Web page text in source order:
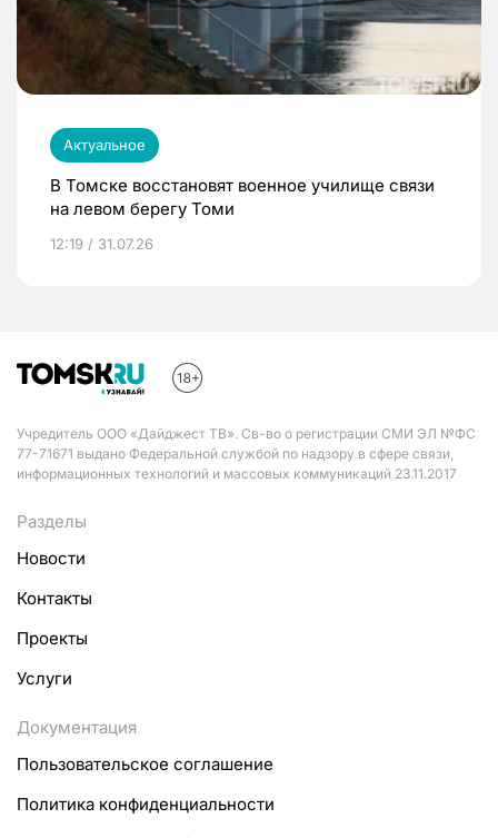
Актуальное
В Томске восстановят военное училище связи
на левом берегу Томи
12:19 / 31.07.26
Учредитель ООО «Дайджест ТВ». Св-во о регистрации СМИ ЭЛ №ФС
77-71671 выдано Федеральной службой по надзору в сфере связи,
информационных технологий и массовых коммуникаций 23.11.2017
Разделы
Новости
Контакты
Проекты
Услуги
Документация
Пользовательское соглашение
Политика конфиденциальности